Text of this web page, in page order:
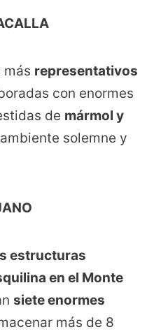
más representativos
con enormes
de mármol y
solemne y
estructuras
en el Monte
siete enormes
más de 8